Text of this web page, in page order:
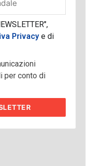
Privacy e di
per conto di